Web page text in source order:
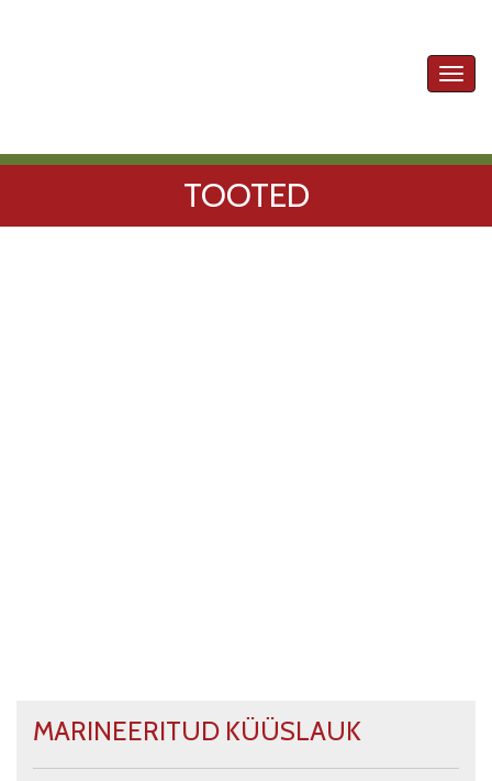
TOOTED
MARINEERITUD KÜÜSLAUK